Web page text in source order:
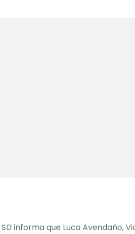
SD informa que Luca Avendaño,